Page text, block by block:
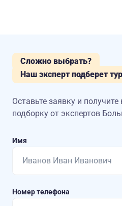
Сложно выбрать?
Наш эксперт подберет
Оставьте заявку и
подборку от экспертов
Имя
Номер телефона